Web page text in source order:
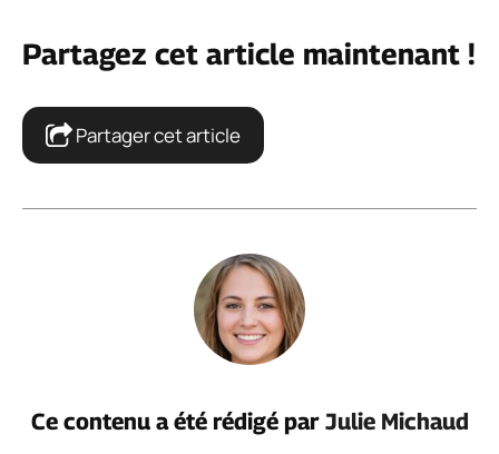
Partagez cet article maintenant !
Partager cet article
Ce contenu a été rédigé par Julie Michaud